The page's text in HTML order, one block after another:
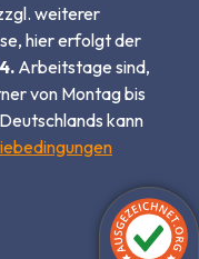
weiterer
hier erfolgt der
4. Arbeitstage sind,
von Montag bis
kann